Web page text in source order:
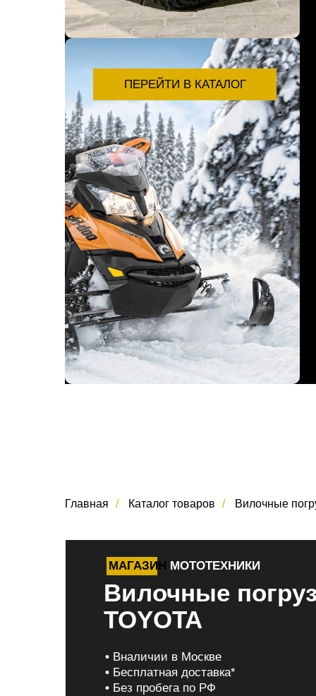
ПЕРЕЙТИ В КАТАЛОГ
Главная / Каталог товаров / Вилочные
• Вналичии в Москве
• Бесплатная доставка*
• Без пробега по РФ
Вилочные
TOYOTA
МАГАЗИН МОТОТЕХНИКИ